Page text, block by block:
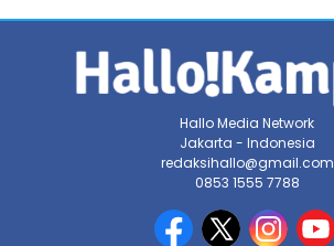
Hallo Media Network
Jakarta - Indonesia
redaksihallo@gmail.com
0853 1555 7788